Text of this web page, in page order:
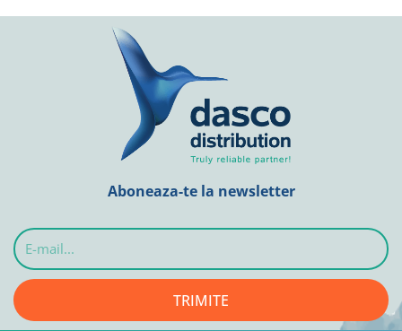
Aboneaza-te la newsletter
E-
mail...
TRIMITE